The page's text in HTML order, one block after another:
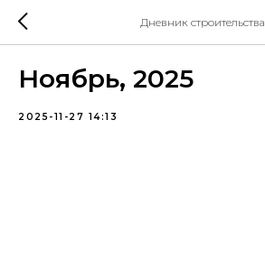
Дневник строительства
Ноябрь, 2025
2025-11-27 14:13